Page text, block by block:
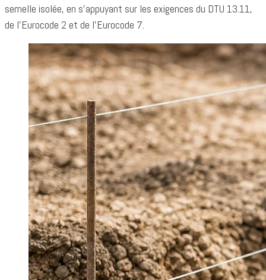
semelle isolée, en s'appuyant sur les exigences du DTU 13.11,
de l'Eurocode 2 et de l'Eurocode 7.